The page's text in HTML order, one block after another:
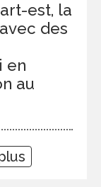
est, la
des
en
au